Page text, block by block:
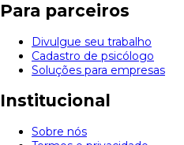
Para parceiros
Divulgue seu trabalho
Cadastro de psicólogo
Soluções para empresas
Institucional
Sobre nós